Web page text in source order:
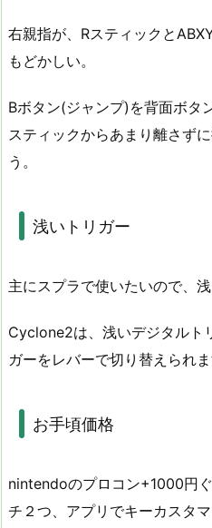
右親指が、Rスティックと
もどかしい。
Bボタン(ジャンプ)を背面ボタ
スティックからあまり離さず
う。
浅いトリガー
主にスプラで使いたいので、
Cyclone2は、浅いデジタルト
ガーをレバーで切り替えられま
お手頃価格
nintendoのプロコン+1000円
チ２つ、アプリでキーカスタ